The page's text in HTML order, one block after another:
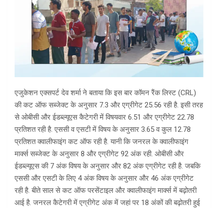
एजुकेशन एक्सपर्ट देव शर्मा ने बताया कि इस बार कॉमन रैंक लिस्ट (CRL)
की कट ऑफ सब्जेक्ट के अनुसार 7.3 और एग्रीगेट 25.56 रही है. इसी तरह
से ओबीसी और ईडब्ल्यूएस कैटेगरी में विषयवार 6.51 और एग्रीगेट 22.78
प्रतिशत रही है. एससी व एसटी में विषय के अनुसार 3.65 व कुल 12.78
प्रतिशत क्वालीफाइंग कट ऑफ रही है. यानी कि जनरल के क्वालीफाइंग
मार्क्स सब्जेक्ट के अनुसार 8 और एग्रीगेट 92 अंक रही. ओबीसी और
ईडब्ल्यूएस की 7 अंक विषय के अनुसार और 82 अंक एग्रीगेट रही है. जबकि
एससी और एसटी के लिए 4 अंक विषय के अनुसार और 46 अंक एग्रीगेट
रही है. बीते साल से कट ऑफ परसेंटाइल और क्वालीफाइंग मार्क्स में बढ़ोतरी
आई है. जनरल कैटेगरी में एग्रीगेट अंक में जहां पर 18 अंकों की बढ़ोतरी हुई